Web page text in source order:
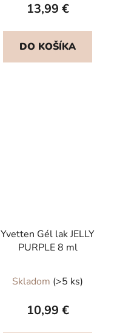
13,99 €
DO KOŠÍKA
Yvetten Gél lak JELLY
PURPLE 8 ml
Skladom (>5 ks)
10,99 €